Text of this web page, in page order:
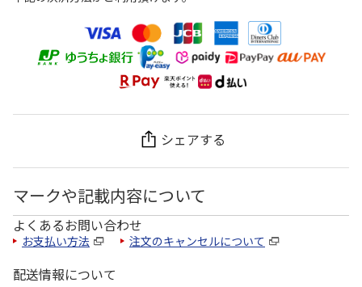
シェアする
マークや記載内容について
よくあるお問い合わせ
お支払い方法 注文のキャンセルについて
配送情報について